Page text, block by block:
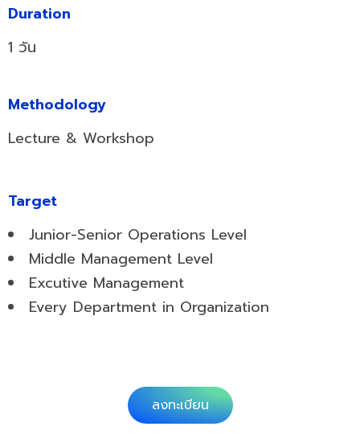
Duration
1 วัน
Methodology
Lecture & Workshop
Target
Junior-Senior Operations Level
Middle Management Level
Excutive Management
Every Department in Organization
ลงทะเบียน